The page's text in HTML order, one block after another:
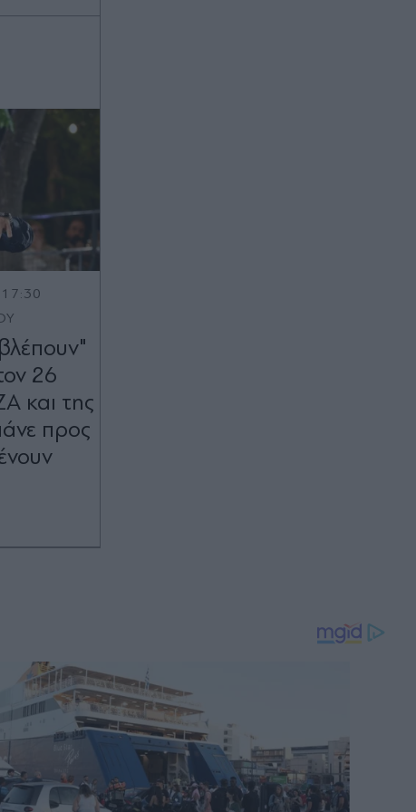
26
και της
προς